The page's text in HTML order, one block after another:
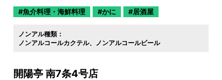
魚介料理・海鮮料理 かに 居酒屋
ノンアル種類：
ノンアルコールカクテル
ノンアルコールビール
開陽亭 南7条4号店